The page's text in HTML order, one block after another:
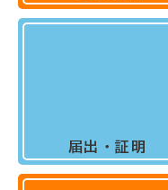
届出・証明